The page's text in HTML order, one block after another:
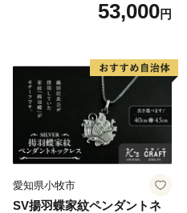
53,000円
愛知県小牧市
SV揚羽蝶家紋ペンダントネ